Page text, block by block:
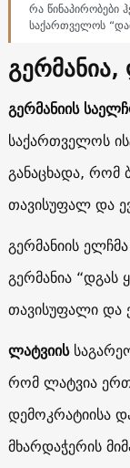
რა წინაპირობები
საქართველოს
გერმანიის
საქართველოს
განაცხადა, რომ
თავისუფალ და
გერმანიის ელჩმა
გერმანია “დგას
თავისუფალი და
ლატვიის
რომ ლატვია
დემოკრატიისა
მხარდაჭერის